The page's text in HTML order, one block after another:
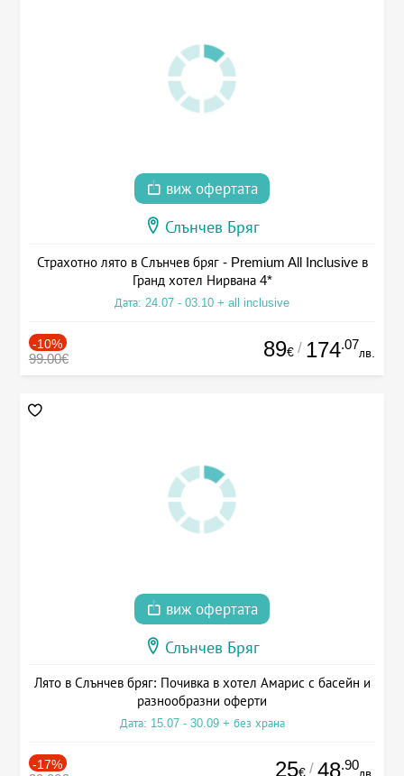
виж офертата
Слънчев Бряг
Страхотно лято в Слънчев бряг - Premium All Inclusive в
Гранд хотел Нирвана 4*
Дата: 24.07 - 03.10 + all inclusive
-10%
99.00€ 89€ / 174.07
лв.
виж офертата
Слънчев Бряг
Лято в Слънчев бряг: Почивка в хотел Амарис с басейн и
разнообразни оферти
Дата: 15.07 - 30.09 + без храна
-17% 25€ / 48.90